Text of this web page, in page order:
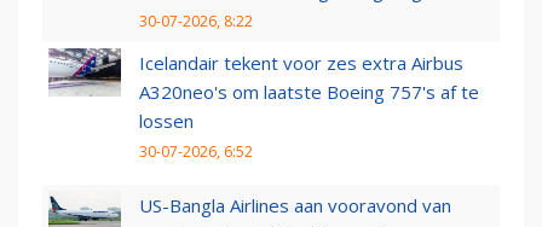
30-07-2026, 8:22
Icelandair tekent voor zes extra Airbus
A320neo's om laatste Boeing 757's af te
lossen
30-07-2026, 6:52
US-Bangla Airlines aan vooravond van